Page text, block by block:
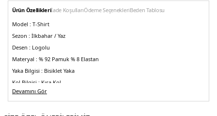
Ürün Özellikleriİade KoşullarıÖdeme SeçenekleriBeden Tablosu
Model : T-Shirt
Sezon : İlkbahar / Yaz
Desen : Logolu
Materyal : % 92 Pamuk % 8 Elastan
Yaka Bilgisi : Bisiklet Yaka
Kol Bilgisi : Kısa Kol
Kalıp Bilgisi :Slim Fit
5DY2XW000511AF11929UC001.07
Devamını Gör